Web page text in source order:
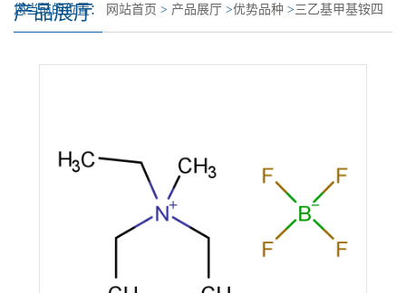
产品展厅
您当前的位置： 网站首页 > 产品展厅 >优势品种 >三乙基甲基铵四